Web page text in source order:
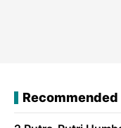
Recommended